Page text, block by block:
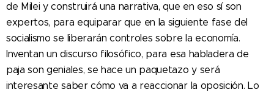
de Milei y construirá una narrativa, que en eso sí son
expertos, para equiparar que en la siguiente fase del
socialismo se liberarán controles sobre la economía.
Inventan un discurso filosófico, para esa habladera de
paja son geniales, se hace un paquetazo y será
interesante saber cómo va a reaccionar la oposición. Lo